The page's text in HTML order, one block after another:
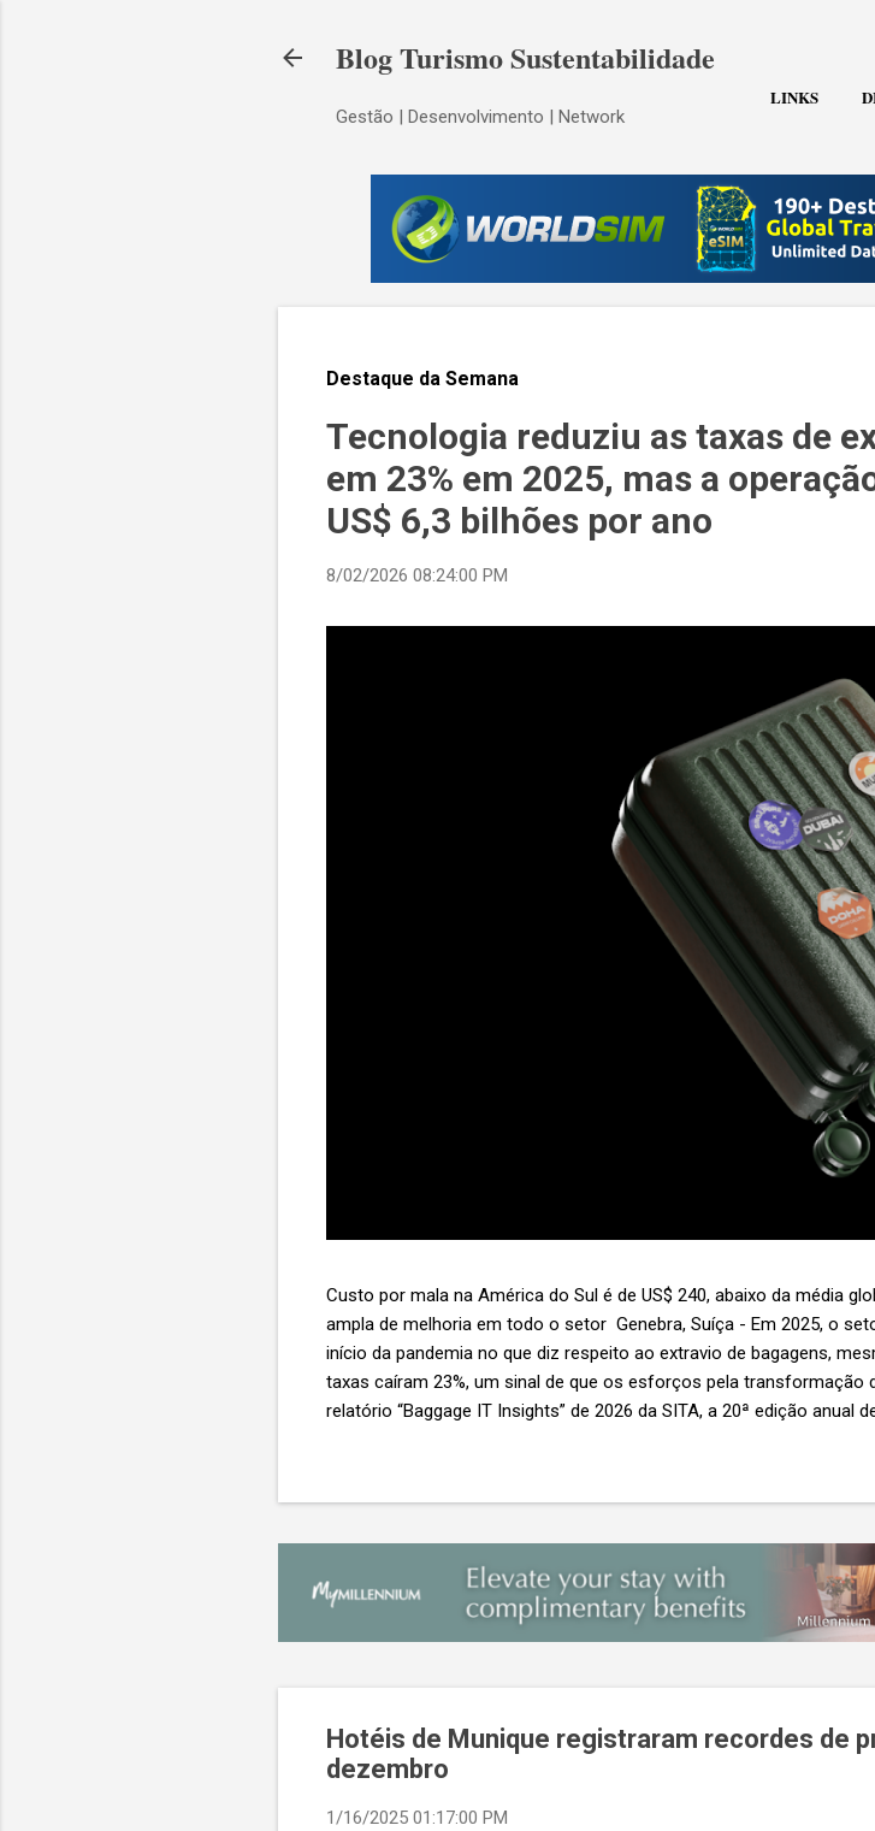
Blog Turismo Sustentabilidade
Gestão | Desenvolvimento | Network
LINKS
Destaque da Semana
Tecnologia reduziu as taxas de
em 23% em 2025, mas a
US$ 6,3 bilhões por ano
8/02/2026 08:24:00 PM
Custo por mala na América do Sul é de US$ 240, abaixo da média
ampla de melhoria em todo o setor Genebra, Suíça - Em 2025, o
início da pandemia no que diz respeito ao extravio de bagagens,
taxas caíram 23%, um sinal de que os esforços pela
relatório “Baggage IT Insights” de 2026 da SITA, a 20ª edição
lucro líquido médio de apenas US$ 8 por passageiro, uma mala
Hotéis de Munique registraram recordes de
dezembro
1/16/2025 01:17:00 PM